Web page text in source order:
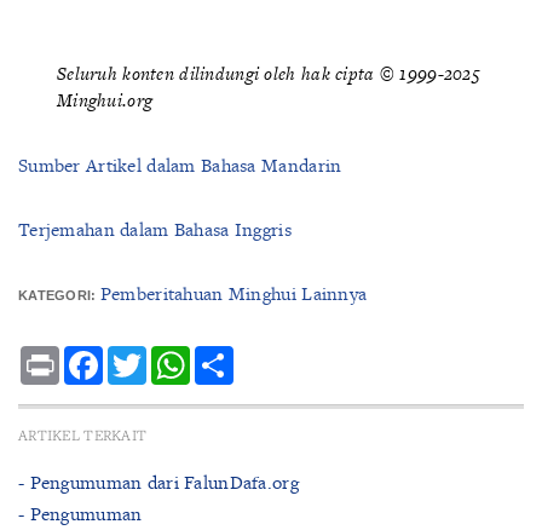
Seluruh konten dilindungi oleh hak cipta © 1999-2025
Minghui.org
Sumber Artikel dalam Bahasa Mandarin
Terjemahan dalam Bahasa Inggris
KATEGORI: Pemberitahuan Minghui Lainnya
Print Facebook
TwitterWhatsApp
ARTIKEL TERKAIT
- Pengumuman dari FalunDafa.org
- Pengumuman